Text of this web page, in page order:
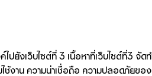
ไปยังเว็บไซต์ที่ 3 เนื้อหาที่เว็บไซต์ที่3
ช้งาน ความน่าเชื่อถือ ความปลอดภัยขอ